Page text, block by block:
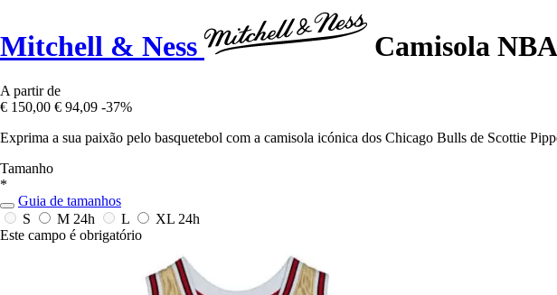
Mitchell & Ness Camisola
A partir de
€ 150,00 € 94,09 -37%
Exprima a sua paixão pelo basquetebol com a camisola icónica dos Chicago Bulls de Scottie
Tamanho
*
Guia de tamanhos
S
M 24h L XL 24h
Este campo é obrigatório